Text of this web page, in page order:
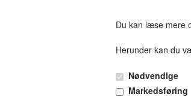
Du kan læse mere
Herunder kan du
Nødvendige
Markedsføring
FILTERTEST